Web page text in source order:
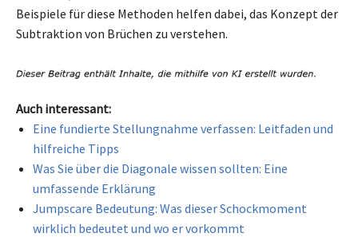
Beispiele für diese Methoden helfen dabei, das Konzept der
Subtraktion von Brüchen zu verstehen.
Auch interessant:
Eine fundierte Stellungnahme verfassen: Leitfaden und
hilfreiche Tipps
Was Sie über die Diagonale wissen sollten: Eine
umfassende Erklärung
Jumpscare Bedeutung: Was dieser Schockmoment
wirklich bedeutet und wo er vorkommt